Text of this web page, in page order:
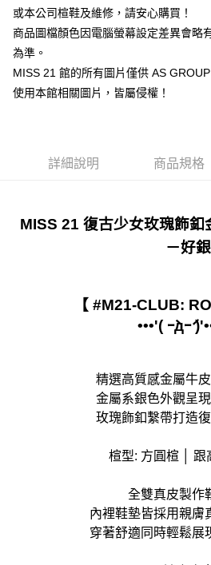
貨到付款
運送方式
付款後全家取貨-固定運費
每筆NT$45
或本公司楦鞋及維修，請安心購買！
商品圖檔顏色因電腦螢幕設定差異會略
為準。
MISS 21 館的所有圖片僅供 AS
使用本館相關圖片，皆屬侵權！
詳細說明 商品規格
MISS 21 復古少女玫瑰飾
－好銀
【 #M21-CLUB:
•••'( ｰ̀дｰ́
精選高質感金屬牛
金屬系銀色外觀呈
玫瑰飾釦繫帶打造
楦型: 方圓楦 │ 跟
全雙真皮製作
內裡鞋墊皆採用親膚
穿著舒適同時輕鬆展